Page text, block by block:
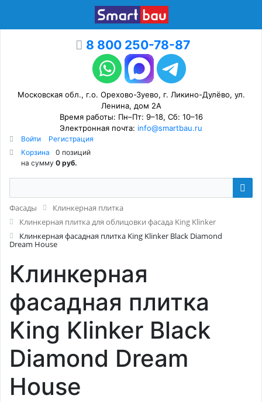
8 800 250-78-87
Московская обл., г.о. Орехово-Зуево, г. Ликино-Дулёво, ул.
Ленина, дом 2А
Время работы: Пн–Пт: 9–18, Сб: 10–16
Электронная почта: info@smartbau.ru
Войти
Регистрация
Корзина
0 позиций
на сумму 0 руб.
Фасады
Клинкерная плитка
Клинкерная плитка для облицовки фасада King Klinker
Клинкерная фасадная плитка King Klinker Black Diamond
Dream House
Клинкерная
фасадная плитка
King Klinker Black
Diamond Dream
House